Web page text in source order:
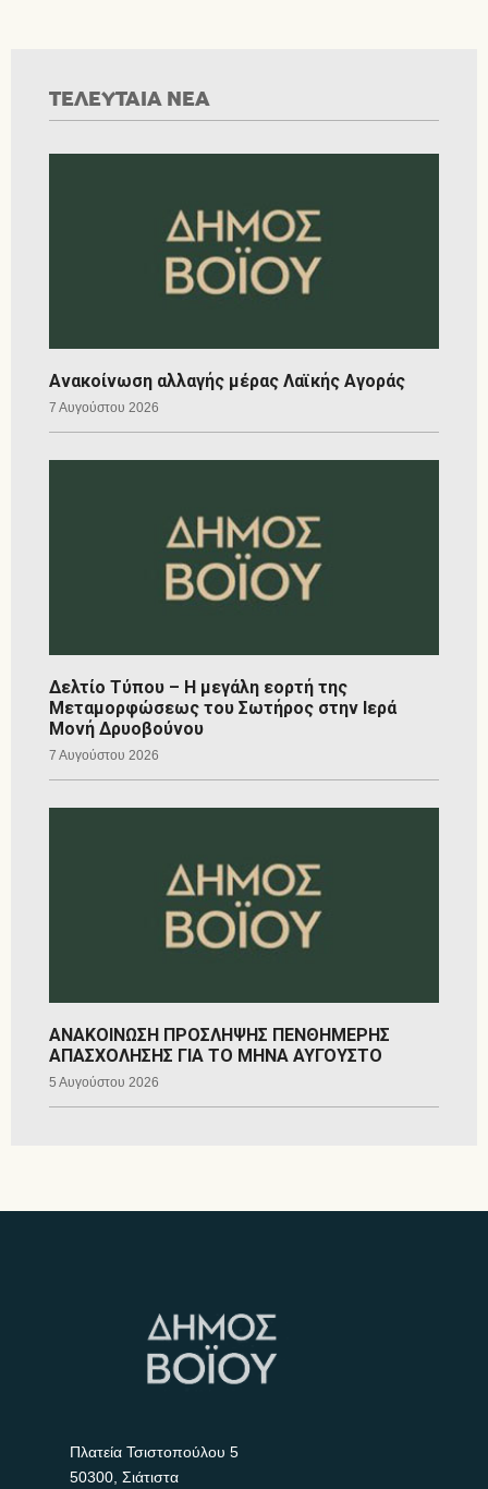
ΤΕΛΕΥΤΑΙΑ ΝΕΑ
Ανακοίνωση αλλαγής μέρας Λαϊκής Αγοράς
7 Αυγούστου 2026
Δελτίο Τύπου – Η μεγάλη εορτή της
Μεταμορφώσεως του Σωτήρος στην Ιερά
Μονή Δρυοβούνου
7 Αυγούστου 2026
ΑΝΑΚΟΙΝΩΣΗ ΠΡΟΣΛΗΨΗΣ ΠΕΝΘΗΜΕΡΗΣ
ΑΠΑΣΧΟΛΗΣΗΣ ΓΙΑ ΤΟ ΜΗΝΑ ΑΥΓΟΥΣΤΟ
5 Αυγούστου 2026
Πλατεία Τσιστοπούλου 5
50300, Σιάτιστα